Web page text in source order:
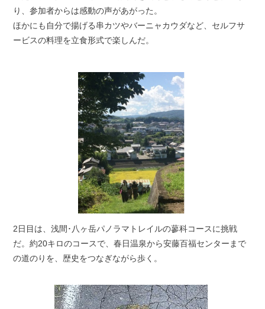
り、参加者からは感動の声があがった。
ほかにも自分で揚げる串カツやバーニャカウダなど、セルフサ
ービスの料理を立食形式で楽しんだ。
2日目は、浅間･八ヶ岳パノラマトレイルの蓼科コースに挑戦
だ。約20キロのコースで、春日温泉から安藤百福センターまで
の道のりを、歴史をつなぎながら歩く。